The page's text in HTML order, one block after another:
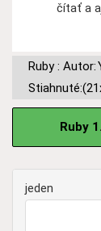
čítať a
Ruby : Autor:
Ruby
jeden